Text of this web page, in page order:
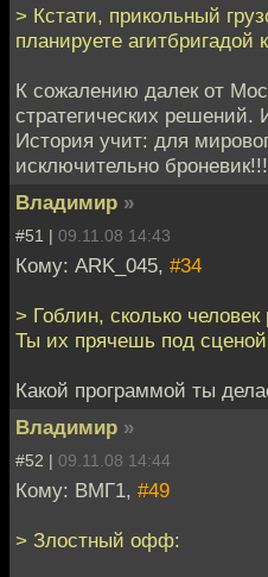
> Кстати, прикольный
планируете агитбригадой
К сожалению далек от
стратегических решений.
История учит: для
исключительно броневик!!!
Владимир »
#51 | 09.11.08 14:43
Кому: ARK_045, #34
> Гоблин, сколько
Ты их прячешь под
Какой программой ты
Владимир »
#52 | 09.11.08 14:44
Кому: ВМГ1, #49
> Злостный офф: